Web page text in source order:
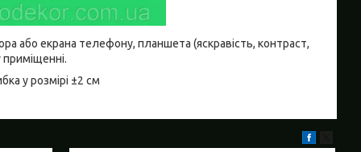
або екрана телефону, планшета (яскравість, контраст,
у розмірі ±2 см